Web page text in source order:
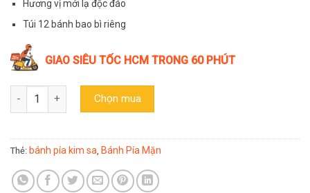
Hương vị mới lạ độc đáo
Túi 12 bánh bao bì riêng
GIAO SIÊU TỐC HCM TRONG 60 PHÚT
Bánh pía thịt chà bông bò mini Tân Huê Viên 12 bánh (túi 500gr)
Chọn mua
Thẻ: bánh pía kim sa Bánh Pía Mặn